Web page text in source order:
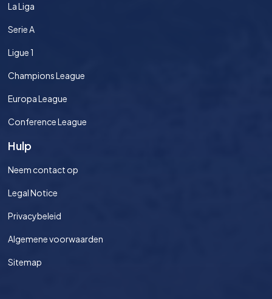
La Liga
Serie A
Ligue 1
Champions League
Europa League
Conference League
Hulp
Neem contact op
Legal Notice
Privacybeleid
Algemene voorwaarden
Sitemap